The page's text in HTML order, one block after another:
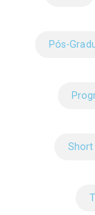
Pós-